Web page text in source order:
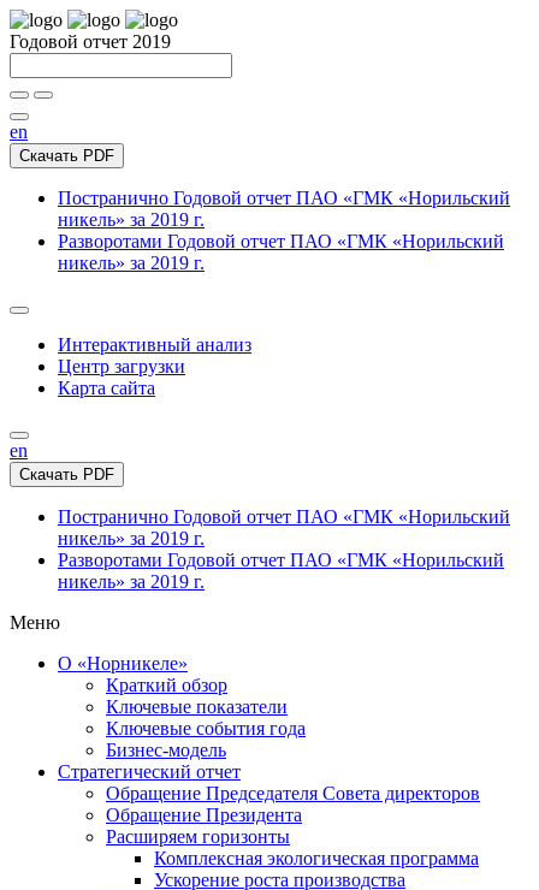
Годовой отчет 2019
en
Скачать PDF
Постранично Годовой отчет ПАО «ГМК «Норильский
никель» за 2019 г.
Разворотами Годовой отчет ПАО «ГМК «Норильский
никель» за 2019 г.
Интерактивный анализ
Центр загрузки
Карта сайта
en
Скачать PDF
Постранично Годовой отчет ПАО «ГМК «Норильский
никель» за 2019 г.
Разворотами Годовой отчет ПАО «ГМК «Норильский
никель» за 2019 г.
Меню
О «Норникеле»
Краткий обзор
Ключевые показатели
Ключевые события года
Бизнес-модель
Стратегический отчет
Обращение Председателя Совета директоров
Обращение Президента
Расширяем горизонты
Комплексная экологическая программа
Ускорение роста производства